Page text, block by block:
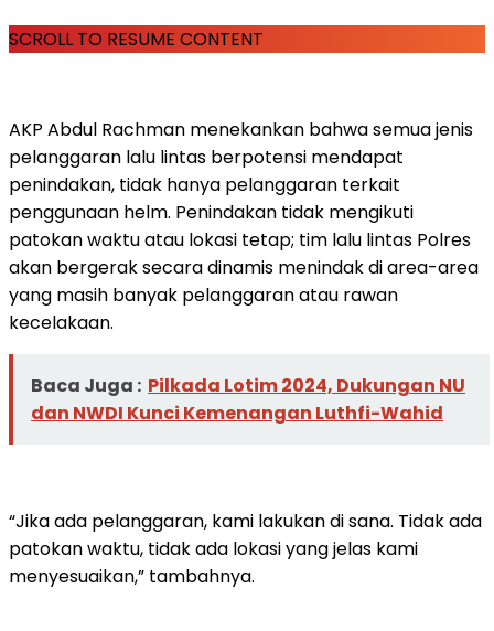
SCROLL TO RESUME CONTENT
AKP Abdul Rachman menekankan bahwa semua jenis
pelanggaran lalu lintas berpotensi mendapat
penindakan, tidak hanya pelanggaran terkait
penggunaan helm. Penindakan tidak mengikuti
patokan waktu atau lokasi tetap; tim lalu lintas Polres
akan bergerak secara dinamis menindak di area-area
yang masih banyak pelanggaran atau rawan
kecelakaan.
Baca Juga : Pilkada Lotim 2024, Dukungan NU
dan NWDI Kunci Kemenangan Luthfi-Wahid
“Jika ada pelanggaran, kami lakukan di sana. Tidak ada
patokan waktu, tidak ada lokasi yang jelas kami
menyesuaikan,” tambahnya.